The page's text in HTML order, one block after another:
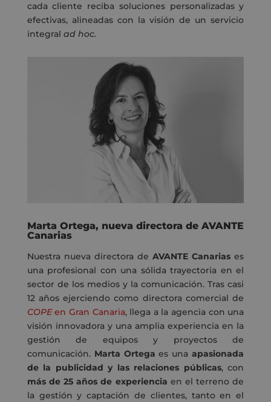
cada cliente reciba soluciones personalizadas y
efectivas, alineadas con la visión de un servicio
integral ad hoc.
Marta Ortega, nueva directora de AVANTE
Canarias
Nuestra nueva directora deAVANTE Canarias es
una profesional con una sólida trayectoria en el
sector de los medios y la comunicación. Tras casi
12 años ejerciendo como directora comercial de
COPEen Gran Canaria, llega a la agencia con una
visión innovadora y una amplia experiencia en la
gestión de equipos y proyectos de
comunicación. Marta Ortega es unaapasionada
de la publicidad y las relaciones públicas, con
más de 25 años de experiencia en el terreno de
la gestión y captación de clientes, tanto en el